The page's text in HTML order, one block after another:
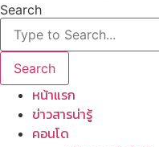
Search
Search
หน้าแรก
ข่าวสารน่ารู้
คอนโด